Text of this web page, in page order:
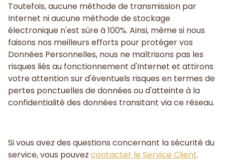
Toutefois, aucune méthode de transmission par
Internet ni aucune méthode de stockage
électronique n'est sûre à 100%. Ainsi, même si nous
faisons nos meilleurs efforts pour protéger vos
Données Personnelles, nous ne maîtrisons pas les
risques liés au fonctionnement d'Internet et attirons
votre attention sur d'éventuels risques en termes de
pertes ponctuelles de données ou d'atteinte à la
confidentialité des données transitant via ce réseau.
Si vous avez des questions concernant la sécurité du
service, vous pouvez contacter le Service Client.